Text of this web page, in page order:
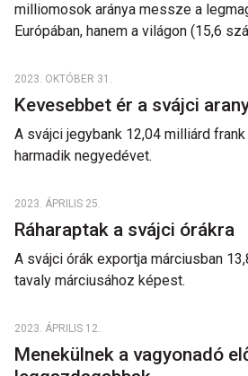
milliomosok aránya messze a
Európában, hanem a világon (15,6
2023. OKTÓBER 31.
Kevesebbet ér a svájci
A svájci jegybank 12,04 milliárd
harmadik negyedévet.
2023. ÁPRILIS 25.
Ráharaptak a svájci órákra
A svájci órák exportja márciusban
tavaly márciusához képest.
2023. ÁPRILIS 12.
Menekülnek a vagyonadó